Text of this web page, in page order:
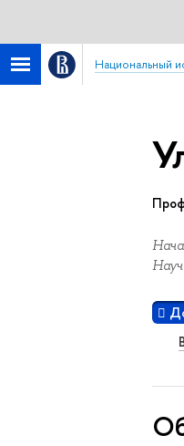
Национальный